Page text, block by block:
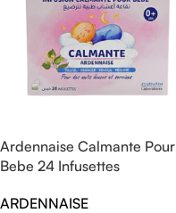
Ardennaise Calmante Pour
Bebe 24 Infusettes
ARDENNAISE